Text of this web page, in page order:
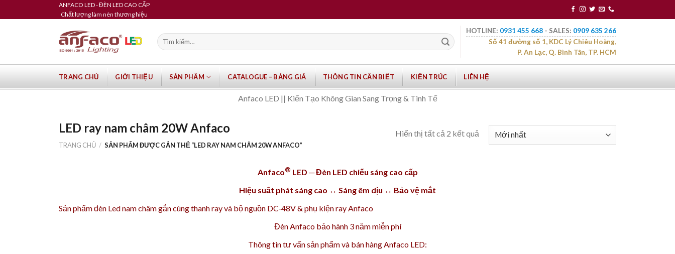
to
ANFACO LED - ĐÈN LED CAO CẤP
Chất lượng làm nên thương hiệu
Tìm
kiếm:
HOTLINE: 0931 455 668 - SALES: 0909 635 266
Số 41 đường số 1, KDC Lý Chiêu Hoàng,
P. An Lạc, Q. Bình Tân, TP. HCM
TRANG CHỦ GIỚI THIỆU SẢN PHẨM CATALOGUE – BẢNG GIÁ THÔNG TIN CẦN BIẾT KIẾN TRÚC LIÊN HỆ
Anfaco LED || Kiến Tạo Không Gian Sang Trọng & Tinh Tế
LED ray nam châm 20W Anfaco
TRANG CHỦ / SẢN PHẨM ĐƯỢC GẮN THẺ “LED RAY NAM CHÂM 20W ANFACO”
Hiển thị tất cả 2 kết quả
Anfaco® LED ─ Đèn LED chiếu sáng cao cấp
Hiệu suất phát sáng cao ↔ Sáng êm dịu ↔ Bảo vệ mắt
Sản phẩmđèn Led nam châmgắn cùngthanh rayvà bộ nguồn DC-48V& phụ kiện rayAnfaco
Đèn Anfaco bảo hành 3 nămmiễn phí
Thông tin tư vấn sản phẩm và bán hàng Anfaco LED: